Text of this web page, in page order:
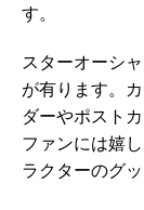
す。
スターオーシ
が有ります。
ダーやポスト
ファンには嬉
ラクターのグ